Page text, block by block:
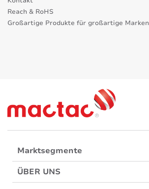
Reach & RoHS
Großartige Produkte für großartige Marken
Marktsegmente
ÜBER UNS